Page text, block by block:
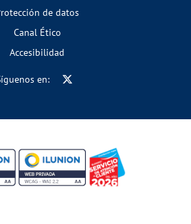
de datos
Canal Ético
Accesibilidad
en: